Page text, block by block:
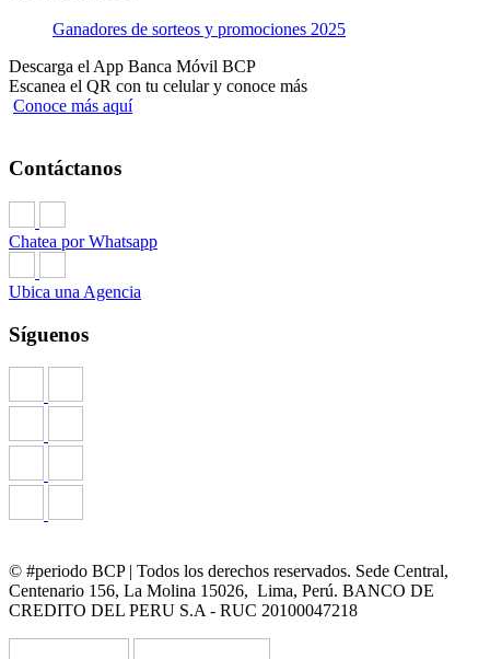
Ganadores de sorteos y promociones 2025
Descarga el App Banca Móvil BCP
Escanea el QR con tu celular y conoce más
Conoce más aquí
Contáctanos
Chatea por Whatsapp
Ubica una Agencia
Síguenos
© #periodo BCP | Todos los derechos reservados. Sede Central,
Centenario 156, La Molina 15026, Lima, Perú. BANCO DE
CREDITO DEL PERU S.A - RUC 20100047218